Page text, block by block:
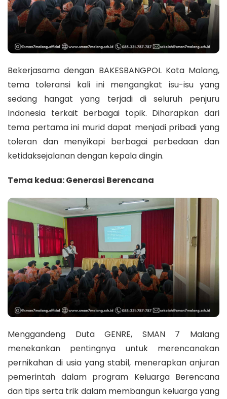
Bekerjasama dengan BAKESBANGPOL Kota Malang,
tema toleransi kali ini mengangkat isu-isu yang
sedang hangat yang terjadi di seluruh penjuru
Indonesia terkait berbagai topik. Diharapkan dari
tema pertama ini murid dapat menjadi pribadi yang
toleran dan menyikapi berbagai perbedaan dan
ketidaksejalanan dengan kepala dingin.
Tema kedua: Generasi Berencana
Menggandeng Duta GENRE, SMAN 7 Malang
menekankan pentingnya untuk merencanakan
pernikahan di usia yang stabil, menerapkan anjuran
pemerintah dalam program Keluarga Berencana
dan tips serta trik dalam membangun keluarga yang